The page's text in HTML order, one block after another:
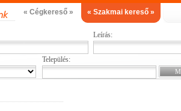
« Cégkereső » « Szakmai kereső »
Leírás:
Település: